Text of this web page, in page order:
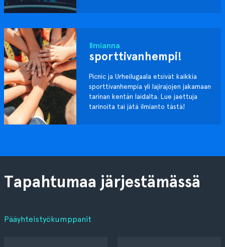
Ilmianna
sporttivanhempi!
Picnic ja Urheilugaala etsivät kaikkia
sporttivanhempia yli lajirajojen jakamaan
tarinan kentän laidalta. Lue jaettuja
tarinoita tai jätä ilmianto tästä!
Tapahtumaa järjestämässä
Pääyhteistyökumppanit